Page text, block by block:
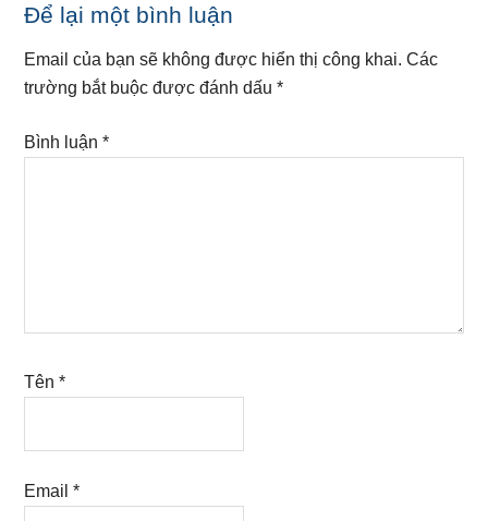
Reader
Interactions
Để lại một bình luận
Email của bạn sẽ không được hiển thị công khai. Các
trường bắt buộc được đánh dấu*
Bình luận*
Tên*
Email*